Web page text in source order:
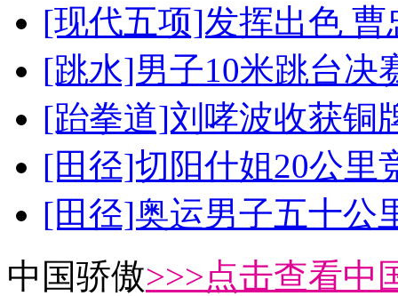
[现代五项]发挥出色
[跳水]男子10米跳台决
[跆拳道]刘哮波收获铜
[田径]切阳什姐20公里
[田径]奥运男子五十公
中国骄傲>>>点击查看中